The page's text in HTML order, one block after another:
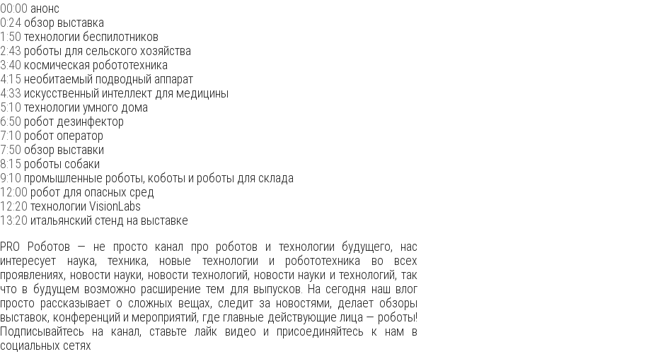
00:00 анонс
0:24 обзор выставка
1:50 технологии беспилотников
2:43 роботы для сельского хозяйства
3:40 космическая робототехника
4:15 необитаемый подводный аппарат
4:33 искусственный интеллект для медицины
5:10 технологии умного дома
6:50 робот дезинфектор
7:10 робот оператор
7:50 обзор выставки
8:15 роботы собаки
9:10 промышленные роботы, коботы и роботы для склада
12:00 робот для опасных сред
12:20 технологии VisionLabs
13:20 итальянский стенд на выставке
PRO Роботов — не просто канал про роботов и технологии будущего, нас
интересует наука, техника, новые технологии и робототехника во всех
проявлениях, новости науки, новости технологий, новости науки и технологий, так
что в будущем возможно расширение тем для выпусков. На сегодня наш влог
просто рассказывает о сложных вещах, следит за новостями, делает обзоры
выставок, конференций и мероприятий, где главные действующие лица — роботы!
Подписывайтесь на канал, ставьте лайк видео и присоединяйтесь к нам в
социальных сетях